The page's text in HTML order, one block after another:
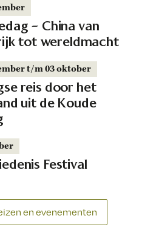
– China van
tot wereldmacht
t/m 03 oktober
reis door het
uit de Koude
Festival
en evenementen